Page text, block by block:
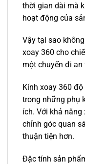
thời gian dài mà
hoạt động của
Vậy tại sao
xoay 360 cho
một chuyến đi an
Kính xoay 360
trong những phụ
ích. Với khả năng
chỉnh góc quan
thuận tiện hơn.
Đặc tính sản